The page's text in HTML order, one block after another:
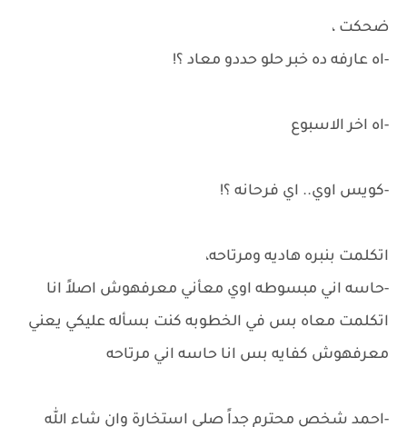
ضحكت ،
-اه عارفه ده خبر حلو حددو معاد ؟!
-اه اخر الاسبوع
-كويس اوي.. اي فرحانه ؟!
اتكلمت بنبره هاديه ومرتاحه،
-حاسه اني مبسوطه اوي معأني معرفهوش اصلاً انا
اتكلمت معاه بس في الخطوبه كنت بسأله عليكي يعني
معرفهوش كفايه بس انا حاسه اني مرتاحه
-احمد شخص محترم جداً صلي استخارة وان شاء الله